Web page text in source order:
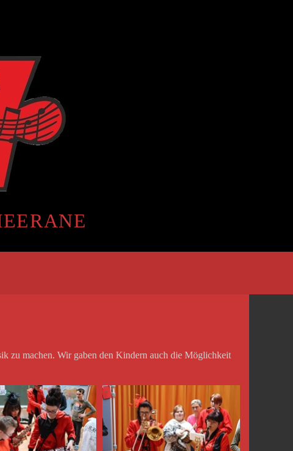
zu machen. Wir gaben den Kindern auch die Möglichkeit